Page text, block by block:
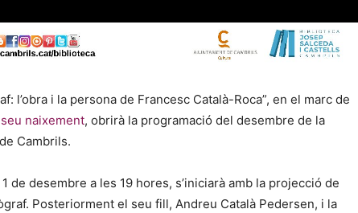
l’obra i la persona de Francesc Català-Roca”, en el marc de
naixement, obrirà la programació del desembre de la
Cambrils.
de desembre a les 19 hores, s’iniciarà amb la projecció de
Posteriorment el seu fill, Andreu Català Pedersen, i la